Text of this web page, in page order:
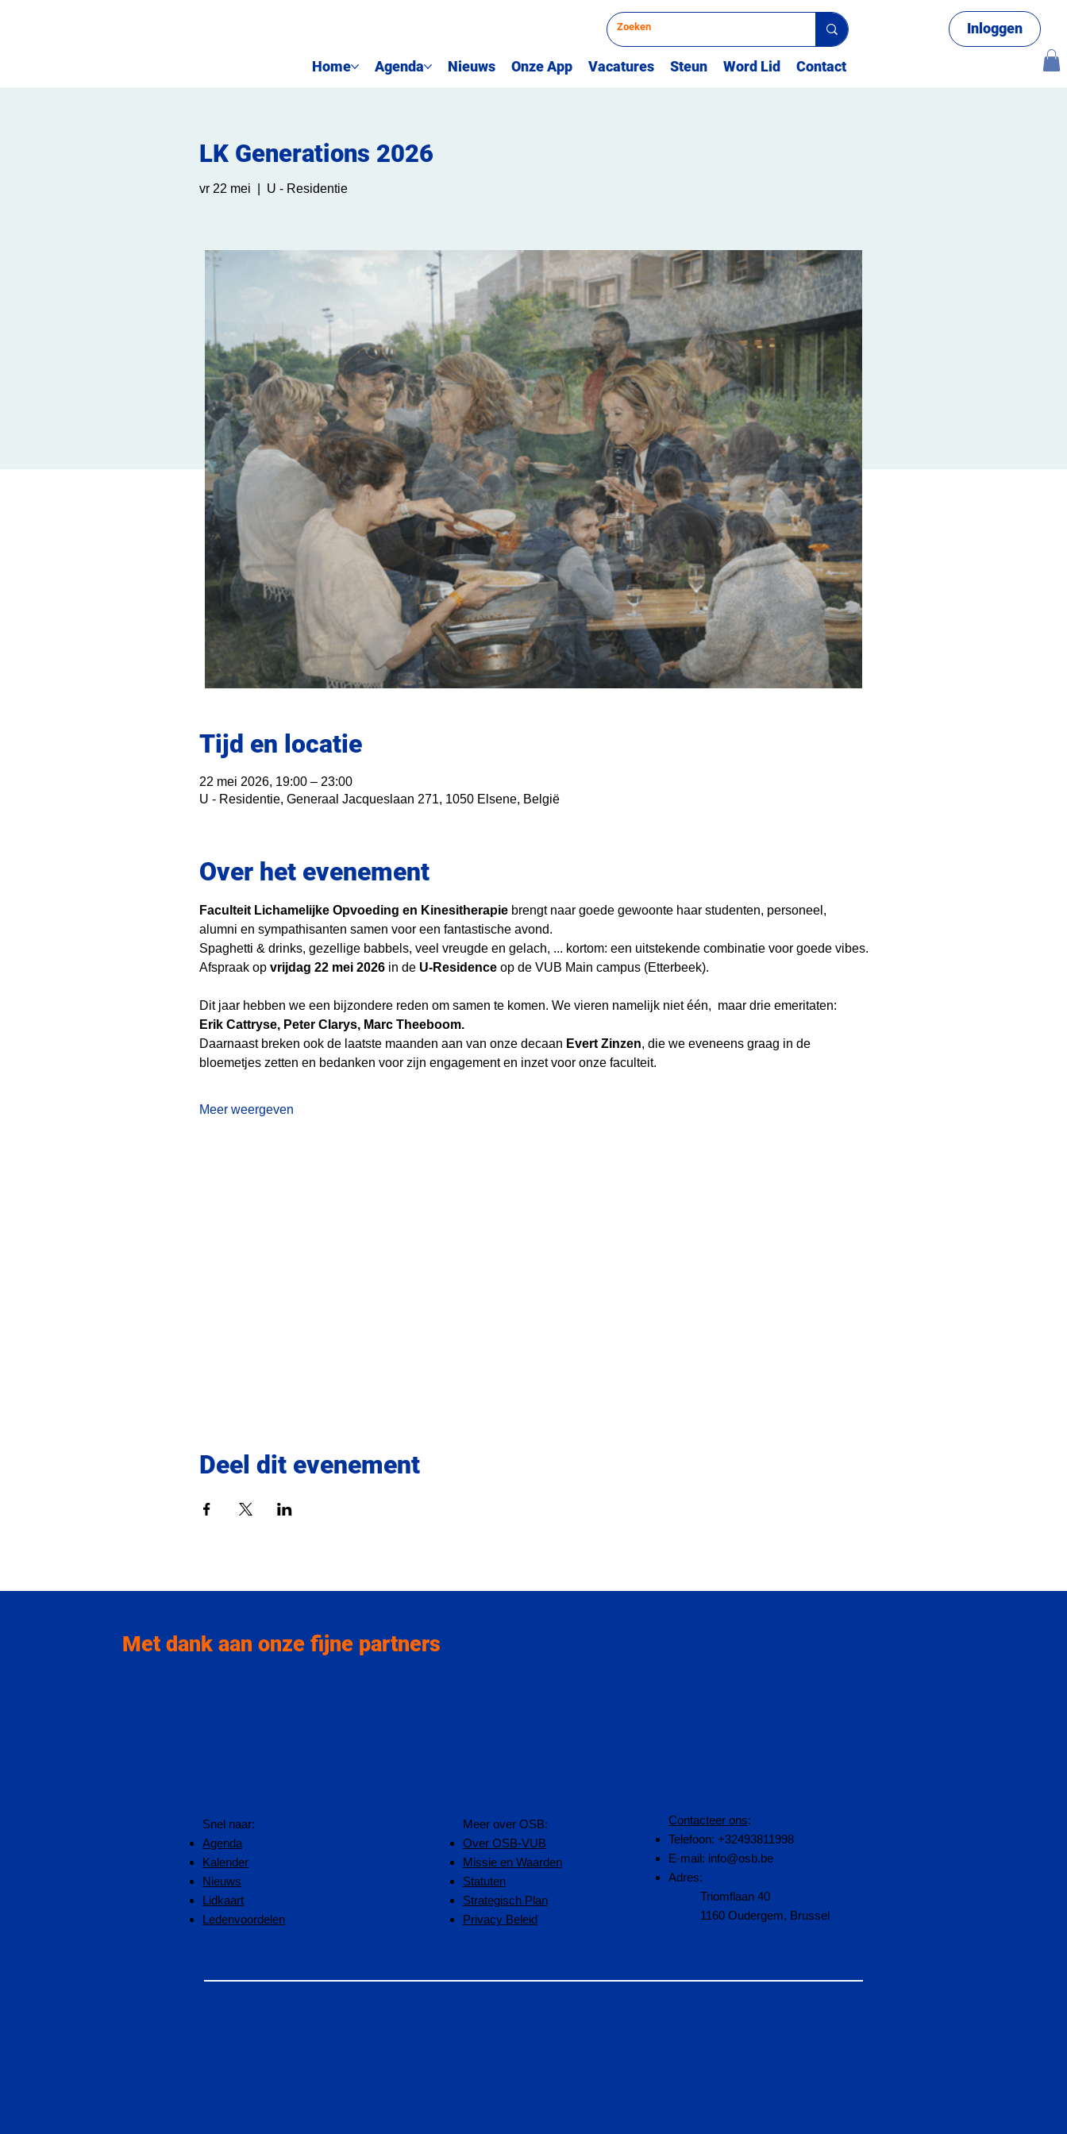
Inloggen
Home Agenda Nieuws Onze App Vacatures Steun Word Lid Contact
LK Generations 2026
vr 22 mei U - Residentie
Tijd en locatie
22 mei 2026, 19:00 – 23:00
U - Residentie, Generaal Jacqueslaan 271, 1050 Elsene, België
Over het evenement
Faculteit Lichamelijke Opvoeding en Kinesitherapie brengt naar goede gewoonte haar studenten, personeel,
alumni en sympathisanten samen voor een fantastische avond.
Spaghetti & drinks, gezellige babbels, veel vreugde en gelach, ... kortom: een uitstekende combinatie voor goede vibes.
Afspraak op vrijdag 22 mei 2026 in de U-Residence op de VUB Main campus (Etterbeek).
Dit jaar hebben we een bijzondere reden om samen te komen. We vieren namelijk niet één,  maar drie emeritaten:
Erik Cattryse, Peter Clarys, Marc Theeboom.
Daarnaast breken ook de laatste maanden aan van onze decaan Evert Zinzen, die we eveneens graag in de
bloemetjes zetten en bedanken voor zijn engagement en inzet voor onze faculteit.
Meer weergeven
Deel dit evenement
Met dank aan onze fijne partners
Snel naar:
Agenda
Kalender
Nieuws
Lidkaart
Ledenvoordelen
​Meer over OSB:
Over OSB-VUB
Missie en Waarden
Statuten
Strategisch Plan
Privacy Beleid
Contacteer ons:
Telefoon: +32493811998
E-mail: info@osb.be
Adres:
Triomflaan 40
1160 Oudergem, Brussel